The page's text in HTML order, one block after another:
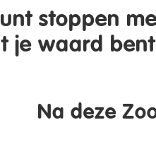
stoppen
je waard
Na deze